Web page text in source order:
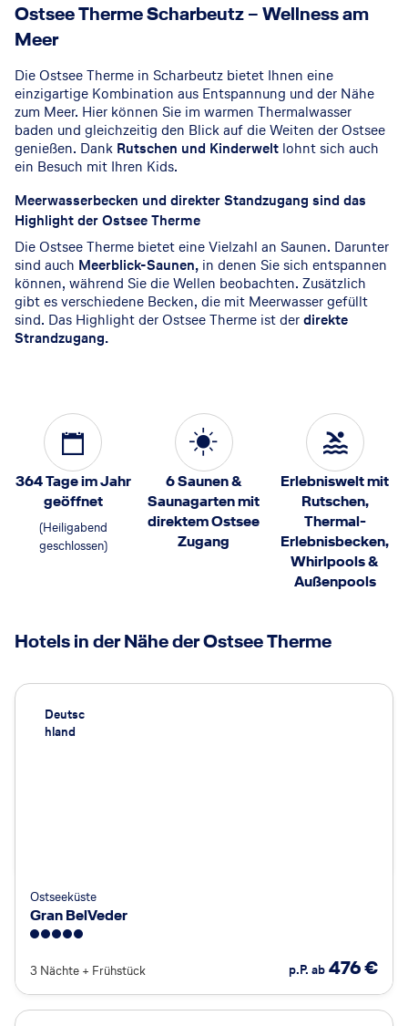
Ostsee Therme Scharbeutz – Wellness am
Meer
Die Ostsee Therme in Scharbeutz bietet Ihnen eine
einzigartige Kombination aus Entspannung und der Nähe
zum Meer. Hier können Sie im warmen Thermalwasser
baden und gleichzeitig den Blick auf die Weiten der Ostsee
genießen. Dank Rutschen und Kinderwelt lohnt sich auch
ein Besuch mit Ihren Kids.
Meerwasserbecken und direkter Standzugang sind das
Highlight der Ostsee Therme
Die Ostsee Therme bietet eine Vielzahl an Saunen. Darunter
sind auch Meerblick-Saunen, in denen Sie sich entspannen
können, während Sie die Wellen beobachten. Zusätzlich
gibt es verschiedene Becken, die mit Meerwasser gefüllt
sind. Das Highlight der Ostsee Therme ist derdirekte
Strandzugang.
364 Tage im Jahr
geöffnet
(Heiligabend
geschlossen)
6 Saunen &
Saunagarten mit
direktem Ostsee
Zugang
Erlebniswelt mit
Rutschen,
Thermal-
Erlebnisbecken,
Whirlpools &
Außenpools
Hotels in der Nähe der Ostsee Therme
Deutsc
hland
Ostseeküste
Gran BelVeder
3 Nächte + Frühstück p.P. ab 476€